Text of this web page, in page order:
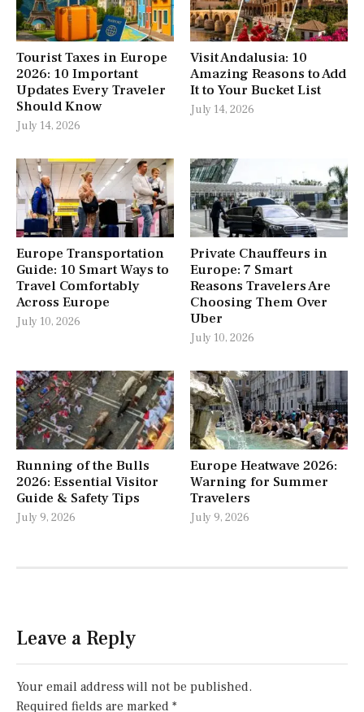
Tourist Taxes in Europe
2026: 10 Important
Updates Every Traveler
Should Know
July 14, 2026
Visit Andalusia: 10
Amazing Reasons to Add
It to Your Bucket List
July 14, 2026
Europe Transportation
Guide: 10 Smart Ways to
Travel Comfortably
Across Europe
July 10, 2026
Private Chauffeurs in
Europe: 7 Smart
Reasons Travelers Are
Choosing Them Over
Uber
July 10, 2026
Running of the Bulls
2026: Essential Visitor
Guide & Safety Tips
July 9, 2026
Europe Heatwave 2026:
Warning for Summer
Travelers
July 9, 2026
Leave a Reply
Your email address will not be published.
Required fields are marked *